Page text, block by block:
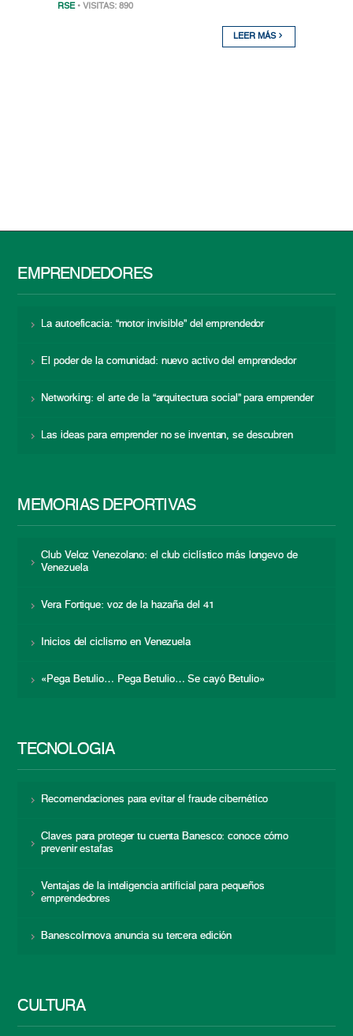
RSE • VISITAS: 890
LEER MÁS
EMPRENDEDORES
La autoeficacia: “motor invisible” del emprendedor
El poder de la comunidad: nuevo activo del emprendedor
Networking: el arte de la “arquitectura social” para emprender
Las ideas para emprender no se inventan, se descubren
MEMORIAS DEPORTIVAS
Club Veloz Venezolano: el club ciclístico más longevo de
Venezuela
Vera Fortique: voz de la hazaña del 41
Inicios del ciclismo en Venezuela
«Pega Betulio… Pega Betulio… Se cayó Betulio»
TECNOLOGÍA
Recomendaciones para evitar el fraude cibernético
Claves para proteger tu cuenta Banesco: conoce cómo
prevenir estafas
Ventajas de la inteligencia artificial para pequeños
emprendedores
BanescoInnova anuncia su tercera edición
CULTURA